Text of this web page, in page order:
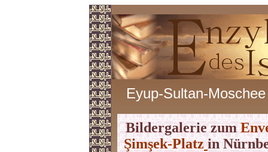
Eyup-Sultan-Moschee
Bildergalerie zum
Şimşek-Platz in